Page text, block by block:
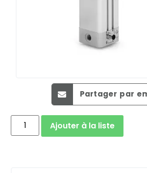
Partager par
Ajouter à la liste